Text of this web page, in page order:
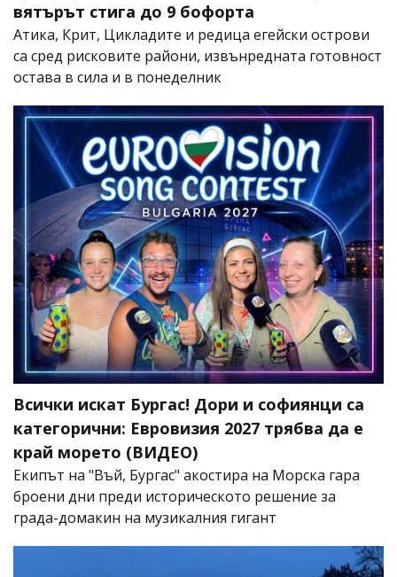
вятърът стига до 9 бофорта
Атика, Крит, Цикладите и редица егейски острови
са сред рисковите райони, извънредната готовност
остава в сила и в понеделник
Всички искат Бургас! Дори и софиянци са
категорични: Евровизия 2027 трябва да е
край морето (ВИДЕО)
Екипът на "Въй, Бургас" акостира на Морска гара
броени дни преди историческото решение за
града-домакин на музикалния гигант